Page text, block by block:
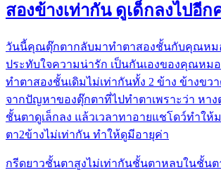
สองข้างเท่ากัน ดูเด็กลงไปอีก
วันนี้คุณตุ๊กตากลับมาทำตาสองชั้นกับคุณหม
ประทับใจความน่ารัก เป็นกันเองของคุณหม
ทำตาสองชั้นเดิมไม่เท่ากันทั้ง 2 ข้าง ข้างขว
จากปัญหาของตุ๊กตาที่ไปทำตาเพราะว่า หา
ชั้นตาดูเล็กลง แล้วเวลาทาอายแชโดว์ทำให้
ตา2ข้างไม่เท่ากัน ทำให้ดูมีอายุค่า
กรีดยาวชั้นตาสูงไม่เท่ากันชั้นตาหลบในชั้นต